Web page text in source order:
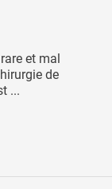
et mal
de
...